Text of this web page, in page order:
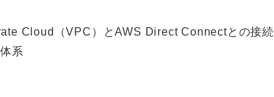
Cloud（VPC）とAWS Direct Connectとの接続
系